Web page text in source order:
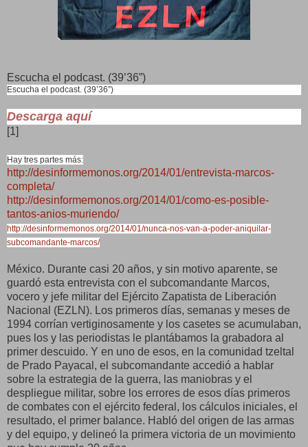
Escucha el podcast. (39’36”)
Escucha el podcast. (39’36”)
Descarga aquí
[1]
Hay tres partes más:
http://desinformemonos.org/2014/01/entrevista-marcos-
completa/
http://desinformemonos.org/2014/01/como-es-posible-
tantos-anios-muriendo/
http://desinformemonos.org/2014/01/nunca-nos-van-a-poder-aniquilar-
subcomandante-marcos/
México. Durante casi 20 años, y sin motivo aparente, se
guardó esta entrevista con el subcomandante Marcos,
vocero y jefe militar del Ejército Zapatista de Liberación
Nacional (EZLN). Los primeros días, semanas y meses de
1994 corrían vertiginosamente y los casetes se acumulaban,
pues los y las periodistas le plantábamos la grabadora al
primer descuido. Y en uno de esos, en la comunidad tzeltal
de Prado Payacal, el subcomandante accedió a hablar
sobre la estrategia de la guerra, las maniobras y el
despliegue militar, sobre los errores de esos días primeros
de combates con el ejército federal, los cálculos iniciales, el
resultado, el primer balance. Habló del origen de las armas
y del equipo, y delineó la primera victoria de un movimiento